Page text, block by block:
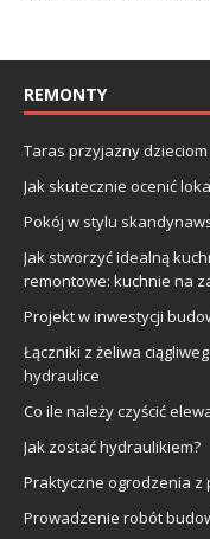
REMONTY
Taras przyjazny dzieciom
Jak skutecznie ocenić
Pokój w stylu
Jak stworzyć idealną
remontowe: kuchnie na
Projekt w inwestycji
Łączniki z żeliwa
hydraulice
Co ile należy czyścić
Jak zostać hydraulikiem?
Praktyczne ogrodzenia
Prowadzenie robót